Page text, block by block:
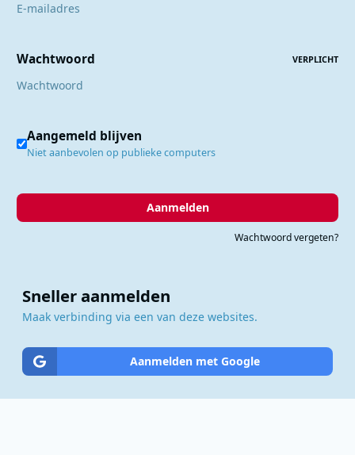
Wachtwoord VERPLICHT
Aangemeld blijven
Niet aanbevolen op publieke computers
Aanmelden
Wachtwoord vergeten?
Sneller aanmelden
Maak verbinding via een van deze websites.
Aanmelden met Google